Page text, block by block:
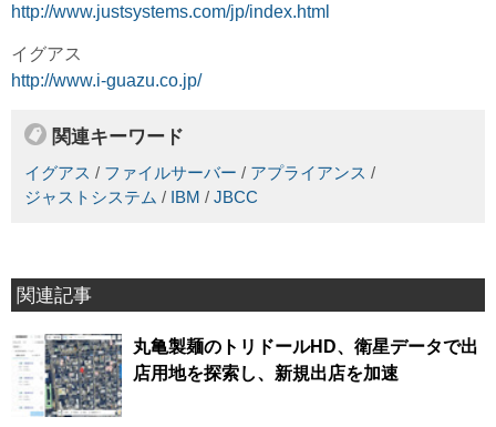
http://www.justsystems.com/jp/index.html
イグアス
http://www.i-guazu.co.jp/
関連キーワード
イグアス / ファイルサーバー / アプライアンス /
ジャストシステム / IBM / JBCC
関連記事
丸亀製麺のトリドールHD、衛星データで出
店用地を探索し、新規出店を加速